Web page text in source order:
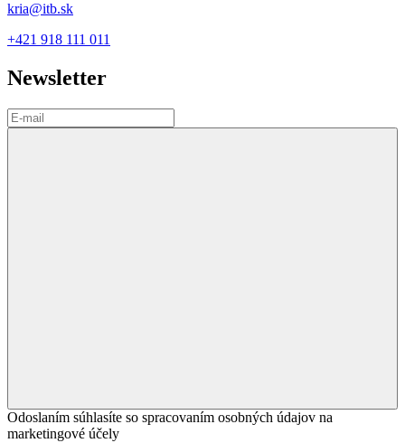
kria@itb.sk
+421 918 111 011
Newsletter
Odoslaním súhlasíte so spracovaním osobných údajov na
marketingové účely